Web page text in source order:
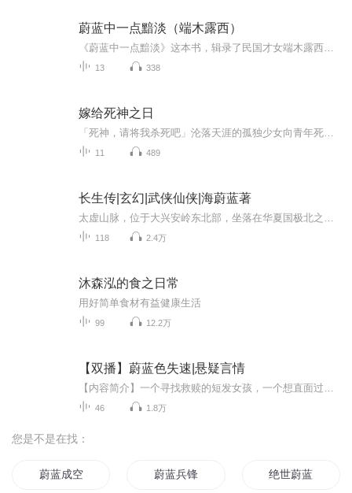
蔚蓝中一点黯淡（端木露西）
13 338
嫁给死神之日
11 489
长生传|玄幻|武侠仙侠|海蔚蓝著
118 2.4万
沐森泓的食之日常
用好简单食材有益健康生活
99 12.2万
【双播】蔚蓝色失速|悬疑言情
46 1.8万
您是不是在找：
蔚蓝成空 蔚蓝兵锋 绝世蔚蓝